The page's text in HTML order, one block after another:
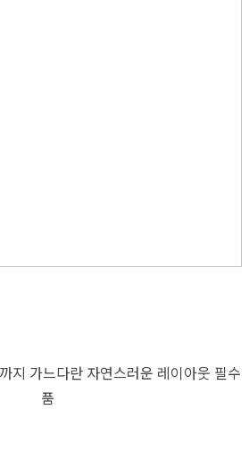
지 가느다란 자연스러운 레이아웃 필수
품